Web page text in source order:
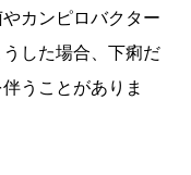
カンピロバクター
した場合、下痢だ
うことがありま